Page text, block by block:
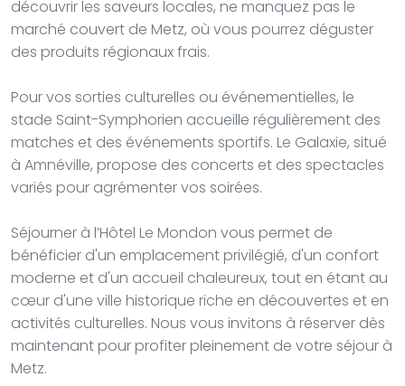
découvrir les saveurs locales, ne manquez pas le
marché couvert de Metz, où vous pourrez déguster
des produits régionaux frais.
Pour vos sorties culturelles ou événementielles, le
stade Saint-Symphorien accueille régulièrement des
matches et des événements sportifs. Le Galaxie, situé
à Amnéville, propose des concerts et des spectacles
variés pour agrémenter vos soirées.
Séjourner à l’Hôtel Le Mondon vous permet de
bénéficier d'un emplacement privilégié, d'un confort
moderne et d'un accueil chaleureux, tout en étant au
cœur d'une ville historique riche en découvertes et en
activités culturelles. Nous vous invitons à réserver dès
maintenant pour profiter pleinement de votre séjour à
Metz.